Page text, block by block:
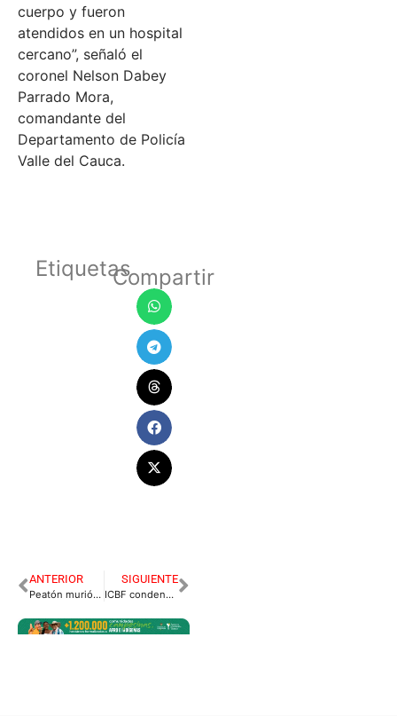
cuerpo y fueron
atendidos en un hospital
cercano”, señaló el
coronel Nelson Dabey
Parrado Mora,
comandante del
Departamento de Policía
Valle del Cauca.
EtiquetasCompartir
ANTERIOR
Peatón murió por disparo de policía que perseguía a ladrón
SIGUIENTE
ICBF condena uso de niño para video viral en cementerio